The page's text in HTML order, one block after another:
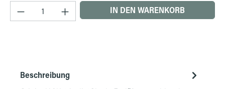
Produkt Anzahl: Gib den gewünschten Wert
IN DEN WARENKORB
Beschreibung